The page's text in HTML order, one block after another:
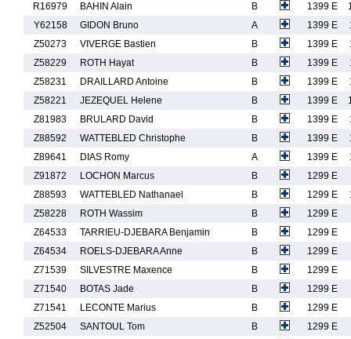
R16979
BAHIN Alain B 1399 E
Y62158
GIDON Bruno A 1399 E
Z50273
VIVERGE Bastien B 1399 E
Z58229
ROTH Hayat B 1399 E
Z58231
DRAILLARD Antoine B 1399 E
Z58221
JEZEQUEL Helene B 1399 E
Z81983
BRULARD David B 1399 E
Z88592
WATTEBLED Christophe B 1399 E
Z89641
DIAS Romy A 1399 E
Z91872
LOCHON Marcus B
1299 E
Z88593
WATTEBLED Nathanael B 1299 E
Z58228
ROTH Wassim B
1299 E
Z64533
TARRIEU-DJEBARA Benjamin B
1299 E
Z64534
ROELS-DJEBARA Anne B
1299 E
Z71539
SILVESTRE Maxence B
1299 E
Z71540
BOTAS Jade B
1299 E
Z71541
LECONTE Marius B
1299 E
Z52504
SANTOUL Tom B
1299 E